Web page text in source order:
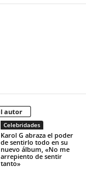
autor
Celebridades
Karol G abraza el poder
de sentirlo todo en su
nuevo álbum, «No me
arrepiento de sentir
tanto»